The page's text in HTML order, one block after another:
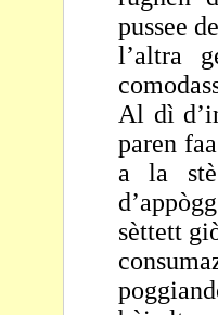
pussee
l’altra
Al dì
paren
a la
sèttett